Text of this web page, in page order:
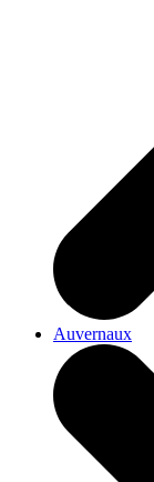
Auvernaux